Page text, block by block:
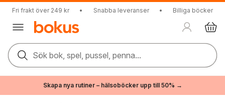
Fri frakt över 249 kr • Snabba leveranser • Billiga böcker
Sök bok, spel, pussel, penna...
Skapa nya rutiner – hälsoböcker upp till 50% →